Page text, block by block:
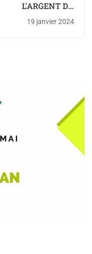
L'ARGENT DU
N'EST PAS
TON ARGENT
19 janvier 2024